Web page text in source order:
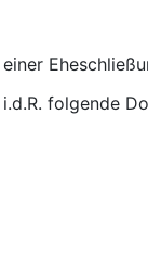
folgende